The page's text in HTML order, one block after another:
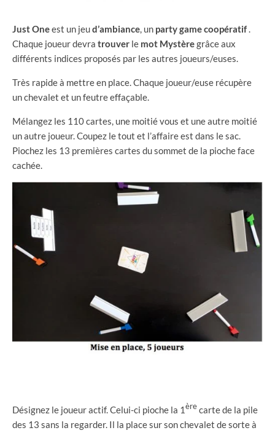
JustOneest un jeud’ambiance, un partygamecoopératif.
Chaque joueur devra trouver le mot Mystèregrâce aux
différents indices proposés par les autres joueurs/euses.
Très rapide à mettre en place. Chaque joueur/euse récupère
un chevalet et un feutre effaçable.
Mélangez les 110 cartes, une moitié vous et une autre moitié
un autre joueur. Coupez le tout et l’affaire est dans le sac.
Piochez les 13 premières cartes du sommet de la pioche face
cachée.
Désignez le joueur actif. Celui-ci pioche la 1 ère carte de la pile
des 13 sans la regarder. Il la place sur son chevalet de sorte à